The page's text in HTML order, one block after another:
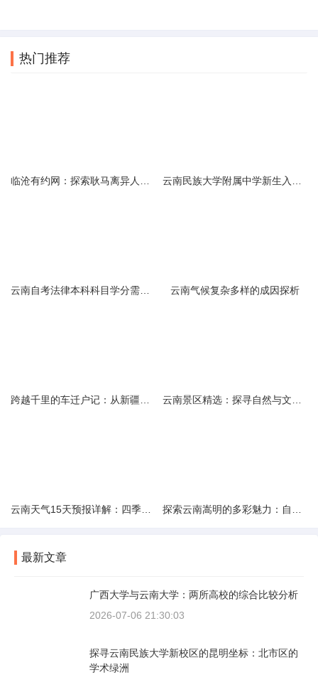
热门推荐
云南气候复杂多样的成因探析
最新文章
广西大学与云南大学：两所高校的综合比较分析
2026-07-06 21:30:03
探寻云南民族大学新校区的昆明坐标：北市区的
学术绿洲